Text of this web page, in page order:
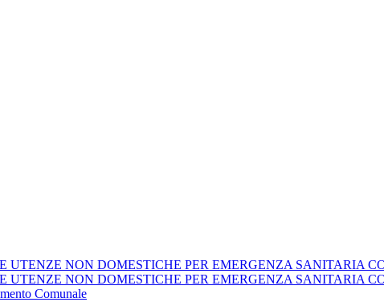
UTENZE NON DOMESTICHE PER EMERGENZA SANITARIA
UTENZE NON DOMESTICHE PER EMERGENZA SANITARIA
Comunale